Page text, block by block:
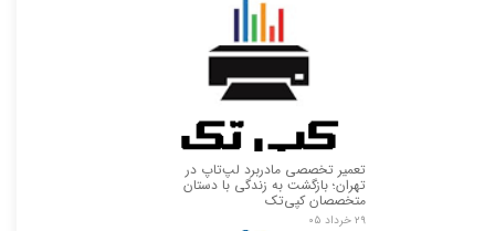
تعمیر تخصصی مادربرد لپ‌تاپ در
تهران؛ بازگشت به زندگی با دستان
متخصصان کپی‌تک
۲۹ خرداد ۰۵